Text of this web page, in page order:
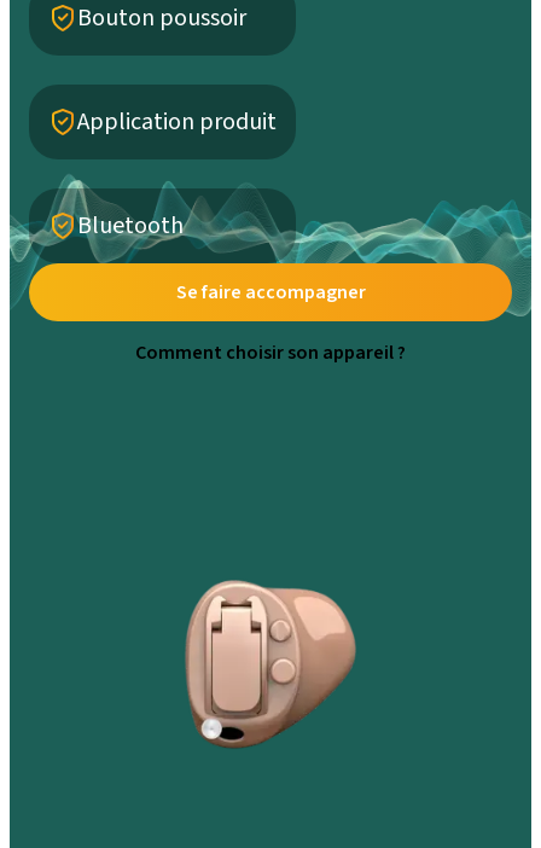
Bouton poussoir
Application produit
Bluetooth
Se faire accompagner
Comment choisir son appareil ?